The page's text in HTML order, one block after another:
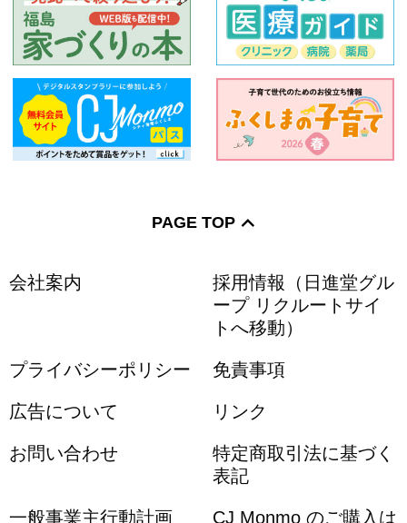
PAGE TOP
会社案内
採用情報（日進堂グル
ープ リクルートサイ
トへ移動）
プライバシーポリシー 免責事項
広告について リンク
お問い合わせ
特定商取引法に基づく
表記
一般事業主行動計画 CJ Monmo のご購入は